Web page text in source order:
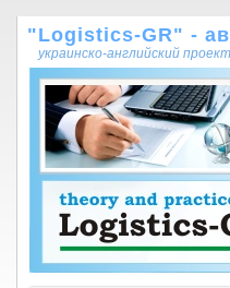
"Logistics-GR" -
украинско-английский